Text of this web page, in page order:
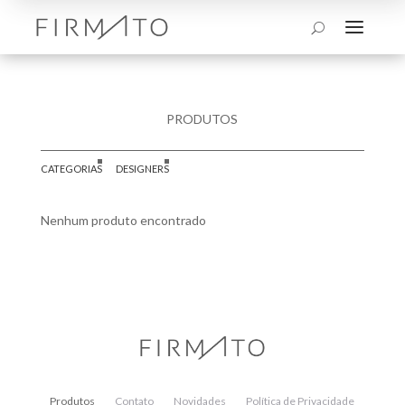
U a
PRODUTOS
CATEGORIAS DESIGNERS
Nenhum produto encontrado
Produtos Contato Novidades
Política de Privacidade